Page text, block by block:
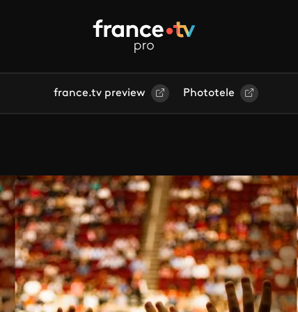
france.tv preview Phototele